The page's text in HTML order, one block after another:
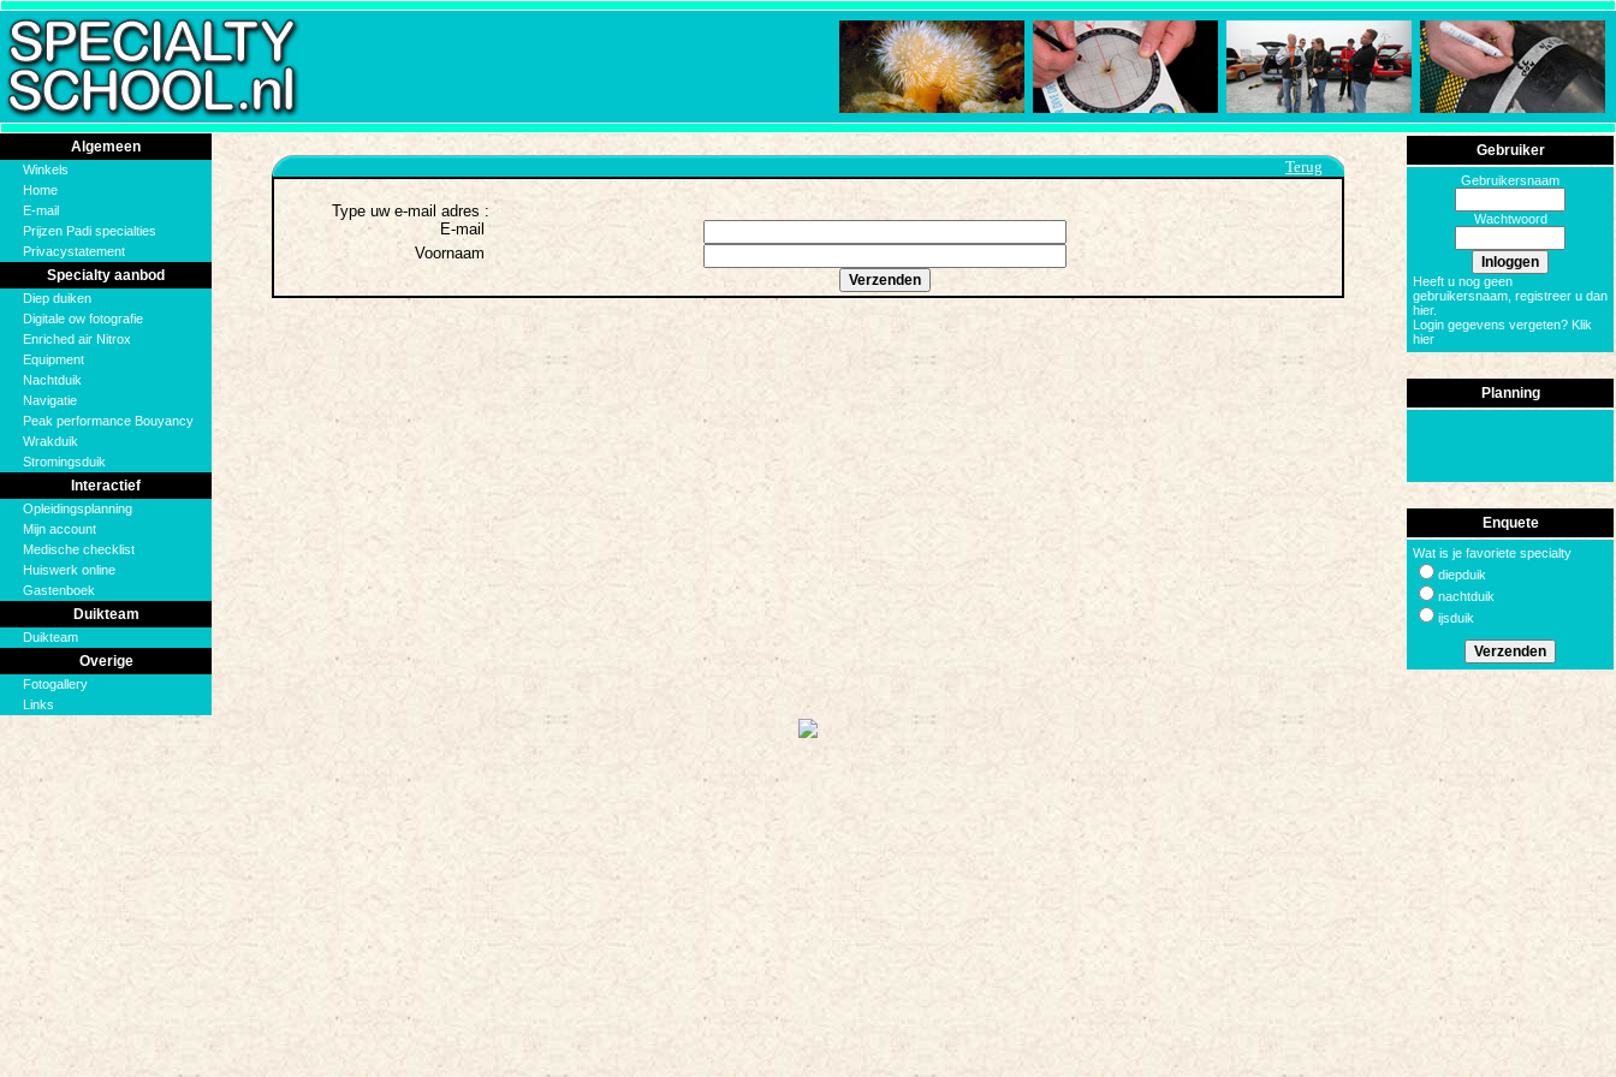
Algemeen
Winkels
Home
E-mail
Prijzen Padi specialties
Privacystatement
Specialty aanbod
Diep duiken
Digitale ow fotografie
Enriched air Nitrox
Equipment
Nachtduik
Navigatie
Peak performance Bouyancy
Wrakduik
Stromingsduik
Interactief
Opleidingsplanning
Mijn account
Medische checklist
Huiswerk online
Gastenboek
Duikteam
Duikteam
Overige
Fotogallery
Links
Terug
Type uw e-mail adres :
E-mail
Voornaam
Gebruiker
Gebruikersnaam
Wachtwoord
Heeft u nog geen
gebruikersnaam, registreer u dan
hier.
Login gegevens vergeten? Klik
hier
Planning
Enquete
Wat is je favoriete specialty
diepduik
nachtduik
ijsduik